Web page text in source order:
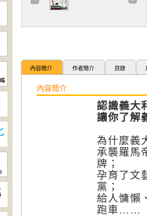
內容簡介 作者簡介 目錄
內容簡介
認識義大
讓你了解
為什麼義
承襲羅馬
牌；
孕育了文
黨；
給人慵懶
跑車……